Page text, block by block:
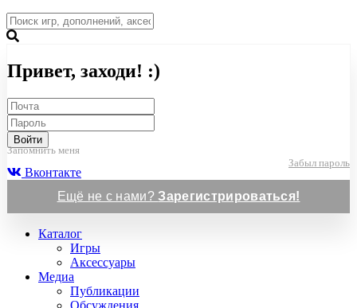
Привет, заходи! :)
Войти
Запомнить меня
Забыл пароль
Вконтакте
Ещё не с нами?Зарегистрироваться!
Каталог
Игры
Аксессуары
Медиа
Публикации
Обсуждения